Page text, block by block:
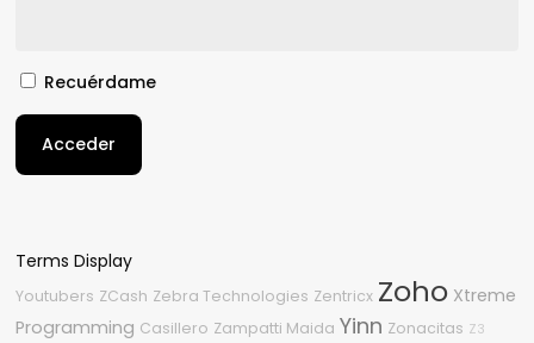
Recuérdame
Acceder
Terms Display
Youtubers ZCash Zebra Technologies Zentricx Zoho Xtreme
Programming Casillero Zampatti Maida Yinn Zonacitas Z3